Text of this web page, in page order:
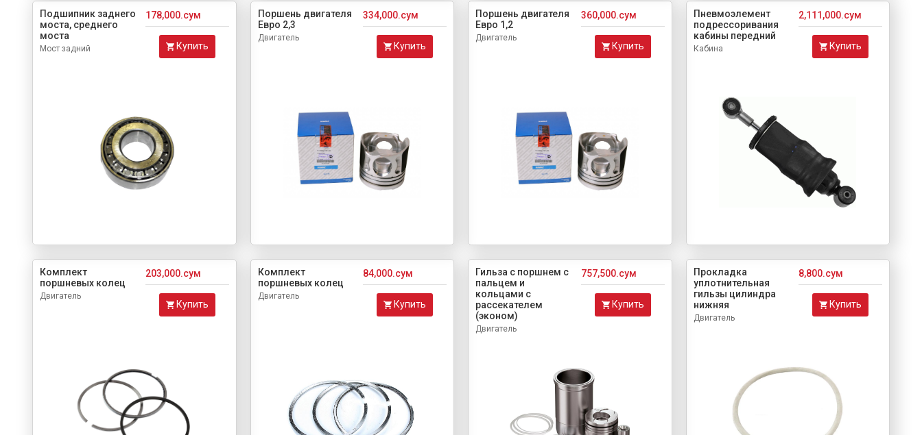
Подшипник заднего
моста, среднего
моста
Мост задний
178,000.сум
Купить
Поршень двигателя
Евро 2,3
Двигатель
334,000.сум
Купить
Поршень двигателя
Евро 1,2
Двигатель
360,000.сум
Купить
Пневмоэлемент
подрессоривания
кабины передний
Кабина
2,111,000.сум
Купить
Комплект
поршневых колец
Двигатель
203,000.сум
Купить
Комплект
поршневых колец
Двигатель
84,000.сум
Купить
Гильза с поршнем с
пальцем и
кольцами с
рассекателем
(эконом)
Двигатель
757,500.сум
Купить
Прокладка
уплотнительная
гильзы цилиндра
нижняя
Двигатель
8,800.сум
Купить